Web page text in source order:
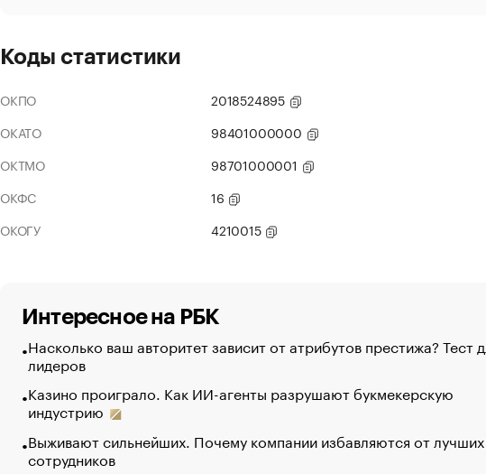
Коды статистики
ОКПО
2018524895
ОКАТО
98401000000
ОКТМО
98701000001
ОКФС
16
ОКОГУ
4210015
Интересное на РБК
Насколько ваш авторитет зависит от атрибутов престижа? Тест
лидеров
Казино проиграло. Как ИИ-агенты разрушают букмекерскую
индустрию
Выживают сильнейших. Почему компании избавляются от лучших
сотрудников